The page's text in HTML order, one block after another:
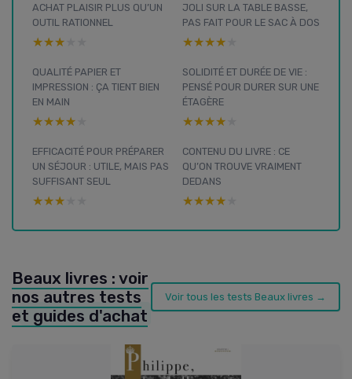
ACHAT PLAISIR PLUS QU’UN
OUTIL RATIONNEL
★★★★★
★★★★★
JOLI SUR LA TABLE BASSE,
PAS FAIT POUR LE SAC À DOS
★★★★★
★★★★★
QUALITÉ PAPIER ET
IMPRESSION : ÇA TIENT BIEN
EN MAIN
★★★★★
★★★★★
SOLIDITÉ ET DURÉE DE VIE :
PENSÉ POUR DURER SUR UNE
ÉTAGÈRE
★★★★★
★★★★★
EFFICACITÉ POUR PRÉPARER
UN SÉJOUR : UTILE, MAIS PAS
SUFFISANT SEUL
★★★★★
★★★★★
CONTENU DU LIVRE : CE
QU’ON TROUVE VRAIMENT
DEDANS
★★★★★
★★★★★
Beaux livres : voir
nos autres tests
et guides d'achat
Voir tous les tests Beaux livres →